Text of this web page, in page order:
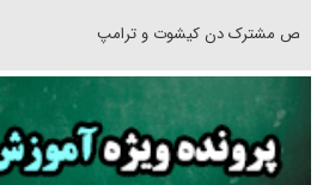
رقص مشترک دن کیشوت و ترامپ
دنده دولت به واگذاری مسئله‌دار ایران‌خودرو/
غریزه‌ی بقا و آقای باقی و رفقا